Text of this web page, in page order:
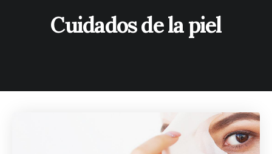
Cuidados de la piel